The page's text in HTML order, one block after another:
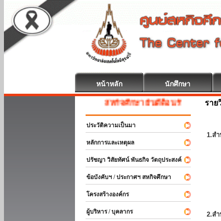
หน้าหลัก นักศึกษา
สหกิจศึกษา ยินดีต้อนรับ
ประวัติความเป็นมา
หลักการและเหตุผล
ปรัชญา วิสัยทัศน์ พันธกิจ วัตถุประสงค์
ข้อบังคับฯ / ประกาศฯ สหกิจศึกษา
โครงสร้างองค์กร
ผู้บริหาร / บุคลากร
ราย
1.ส
2.ส